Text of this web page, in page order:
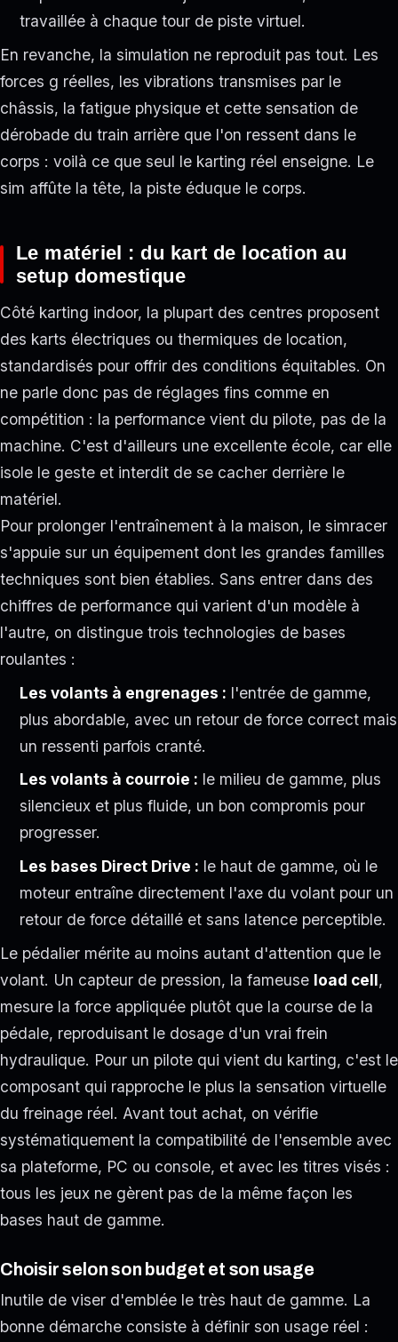
travaillée à chaque tour de piste virtuel.
En revanche, la simulation ne reproduit pas tout. Les
forces g réelles, les vibrations transmises par le
châssis, la fatigue physique et cette sensation de
dérobade du train arrière que l'on ressent dans le
corps : voilà ce que seul le karting réel enseigne. Le
sim affûte la tête, la piste éduque le corps.
Le matériel : du kart de location au
setup domestique
Côté karting indoor, la plupart des centres proposent
des karts électriques ou thermiques de location,
standardisés pour offrir des conditions équitables. On
ne parle donc pas de réglages fins comme en
compétition : la performance vient du pilote, pas de la
machine. C'est d'ailleurs une excellente école, car elle
isole le geste et interdit de se cacher derrière le
matériel.
Pour prolonger l'entraînement à la maison, le simracer
s'appuie sur un équipement dont les grandes familles
techniques sont bien établies. Sans entrer dans des
chiffres de performance qui varient d'un modèle à
l'autre, on distingue trois technologies de bases
roulantes :
Les volants à engrenages : l'entrée de gamme,
plus abordable, avec un retour de force correct mais
un ressenti parfois cranté.
Les volants à courroie : le milieu de gamme, plus
silencieux et plus fluide, un bon compromis pour
progresser.
Les bases Direct Drive : le haut de gamme, où le
moteur entraîne directement l'axe du volant pour un
retour de force détaillé et sans latence perceptible.
Le pédalier mérite au moins autant d'attention que le
volant. Un capteur de pression, la fameuse load cell,
mesure la force appliquée plutôt que la course de la
pédale, reproduisant le dosage d'un vrai frein
hydraulique. Pour un pilote qui vient du karting, c'est le
composant qui rapproche le plus la sensation virtuelle
du freinage réel. Avant tout achat, on vérifie
systématiquement la compatibilité de l'ensemble avec
sa plateforme, PC ou console, et avec les titres visés :
tous les jeux ne gèrent pas de la même façon les
bases haut de gamme.
Choisir selon son budget et son usage
Inutile de viser d'emblée le très haut de gamme. La
bonne démarche consiste à définir son usage réel :